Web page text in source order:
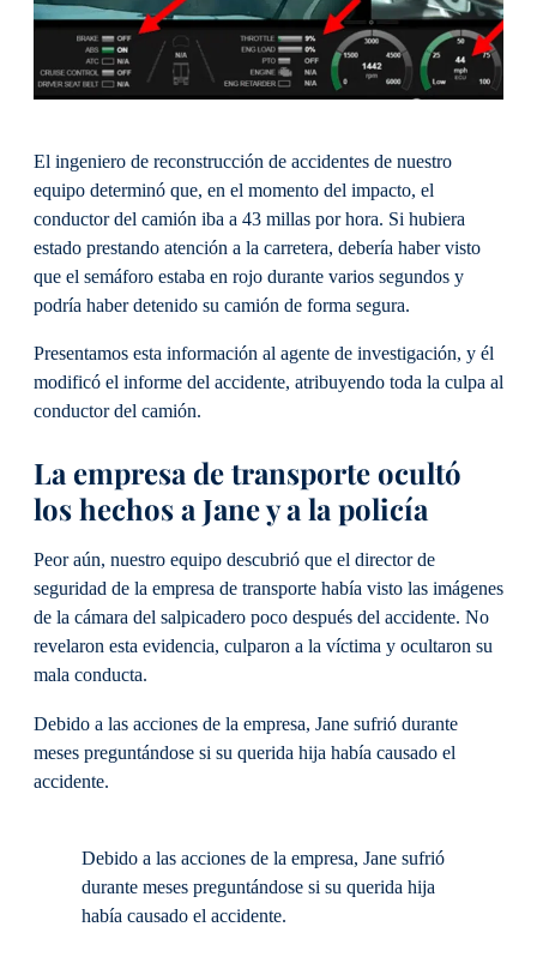
El ingeniero de reconstrucción de accidentes de nuestro
equipo determinó que, en el momento del impacto, el
conductor del camión iba a 43 millas por hora. Si hubiera
estado prestando atención a la carretera, debería haber visto
que el semáforo estaba en rojo durante varios segundos y
podría haber detenido su camión de forma segura.
Presentamos esta información al agente de investigación, y él
modificó el informe del accidente, atribuyendo toda la culpa al
conductor del camión.
La empresa de transporte ocultó
los hechos a Jane y a la policía
Peor aún, nuestro equipo descubrió que el director de
seguridad de la empresa de transporte había visto las imágenes
de la cámara del salpicadero poco después del accidente. No
revelaron esta evidencia, culparon a la víctima y ocultaron su
mala conducta.
Debido a las acciones de la empresa, Jane sufrió durante
meses preguntándose si su querida hija había causado el
accidente.
Debido a las acciones de la empresa, Jane sufrió
durante meses preguntándose si su querida hija
había causado el accidente.